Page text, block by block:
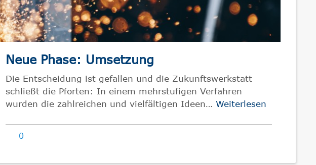
Neue Phase: Umsetzung
Die Entscheidung ist gefallen und die Zukunftswerkstatt
schließt die Pforten: In einem mehrstufigen Verfahren
wurden die zahlreichen und vielfältigen Ideen… Weiterlesen
0